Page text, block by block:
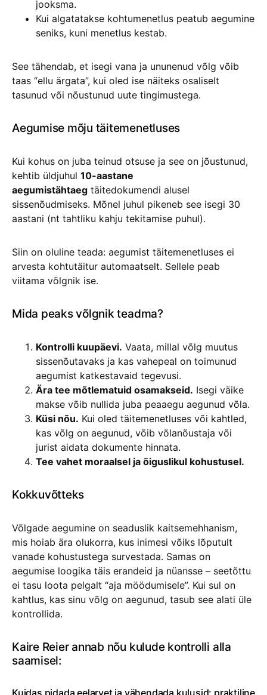
jooksma.
Kui algatatakse kohtumenetlus peatub aegumine
seniks, kuni menetlus kestab.
See tähendab, et isegi vana ja ununenud võlg võib
taas “ellu ärgata”, kui oled ise näiteks osaliselt
tasunud või nõustunud uute tingimustega.
Aegumise mõju täitemenetluses
Kui kohus on juba teinud otsuse ja see on jõustunud,
kehtib üldjuhul 10-aastane
aegumistähtaeg täitedokumendi alusel
sissenõudmiseks. Mõnel juhul pikeneb see isegi 30
aastani (nt tahtliku kahju tekitamise puhul).
Siin on oluline teada: aegumist täitemenetluses ei
arvesta kohtutäitur automaatselt. Sellele peab
viitama võlgnik ise.
Mida peaks võlgnik teadma?
Kontrolli kuupäevi. Vaata, millal võlg muutus
sissenõutavaks ja kas vahepeal on toimunud
aegumist katkestavaid tegevusi.
Ära tee mõtlematuid osamakseid. Isegi väike
makse võib nullida juba peaaegu aegunud võla.
Küsi nõu. Kui oled täitemenetluses või kahtled,
kas võlg on aegunud, võib võlanõustaja või
jurist aidata dokumente hinnata.
Tee vahet moraalsel ja õiguslikul kohustusel.
Kokkuvõtteks
Võlgade aegumine on seaduslik kaitsemehhanism,
mis hoiab ära olukorra, kus inimesi võiks lõputult
vanade kohustustega survestada. Samas on
aegumise loogika täis erandeid ja nüansse – seetõttu
ei tasu loota pelgalt “aja möödumisele”. Kui sul on
kahtlus, kas sinu võlg on aegunud, tasub see alati üle
kontrollida.
Kaire Reier annab nõu kulude kontrolli alla
saamisel:
Kuidas pidada eelarvet ja vähendada kulusid: praktiline